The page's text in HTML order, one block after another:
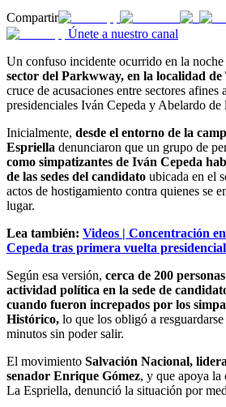
Compartir
Únete a nuestro canal
Un confuso incidente ocurrido en la noche
sector del Parkwway, en la localidad de
cruce de acusaciones entre sectores afines
presidenciales Iván Cepeda y Abelardo de
Inicialmente, desde el entorno de la
Espriella denunciaron que un grupo de
como simpatizantes de Iván Cepeda
de las sedes del candidato ubicada en el
actos de hostigamiento contra quienes se
lugar.
Lea también: Videos | Concentración
Cepeda tras primera vuelta presidencial
Según esa versión, cerca de 200
actividad política en la sede de
cuando fueron increpados por los
Histórico, lo que los obligó a
minutos sin poder salir.
El movimiento Salvación Nacional,
senador Enrique Gómez, y que apoya la
La Espriella, denunció la situación por